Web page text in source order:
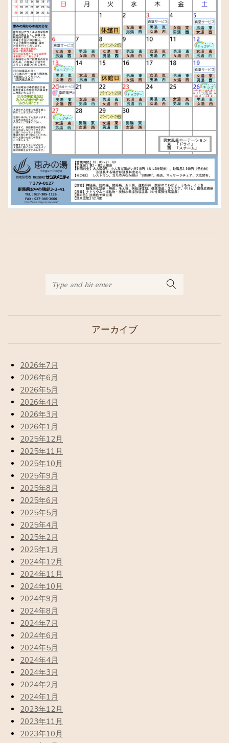
アーカイブ
2026年7月
2026年6月
2026年5月
2026年4月
2026年3月
2026年1月
2025年12月
2025年11月
2025年10月
2025年9月
2025年8月
2025年6月
2025年5月
2025年4月
2025年2月
2025年1月
2024年12月
2024年11月
2024年10月
2024年9月
2024年8月
2024年7月
2024年6月
2024年5月
2024年4月
2024年3月
2024年2月
2024年1月
2023年12月
2023年11月
2023年10月